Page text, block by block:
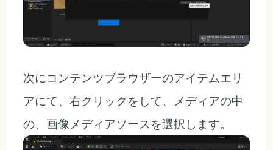
次にコンテンツブラウザーのアイテムエリ
アにて、右クリックをして、メディアの中
の、画像メディアソースを選択します。